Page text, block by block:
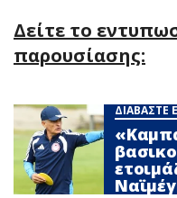
Δείτε το
παρουσίασης:
ΔΙΑΒΑΣΤΕ